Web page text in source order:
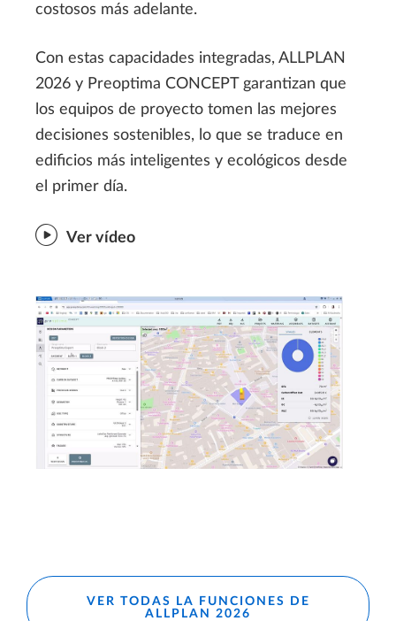
costosos más adelante.
Con estas capacidades integradas, ALLPLAN
2026 y Preoptima CONCEPT garantizan que
los equipos de proyecto tomen las mejores
decisiones sostenibles, lo que se traduce en
edificios más inteligentes y ecológicos desde
el primer día.
Ver vídeo
VER TODAS LA FUNCIONES DE
ALLPLAN 2026